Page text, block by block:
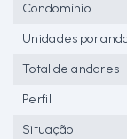
Condomínio
Unidades por
Total de andares
Perfil
Situação